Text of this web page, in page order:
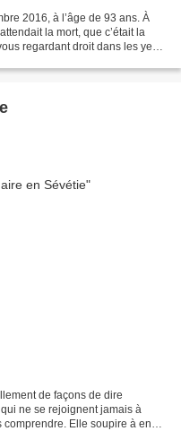
2016, à l’âge de 93 ans. À
la mort, que c’était la
regardant droit dans les yeux.
de façons de dire
ne se rejoignent jamais à
comprendre. Elle soupire à en